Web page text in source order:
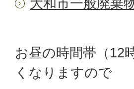
大和市一般廃棄
お昼の時間帯（12
くなりますので